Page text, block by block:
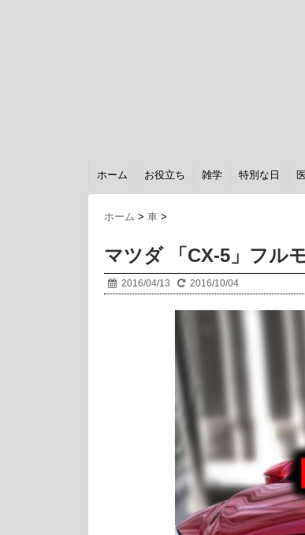
ホーム お役立ち 雑学 特別な日
ホーム > 車 >
マツダ 「CX-5」フル
2016/04/13 2016/10/04